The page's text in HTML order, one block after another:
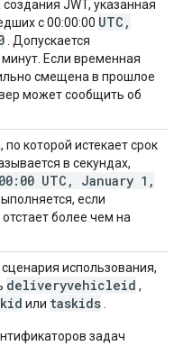
JWT, указанная
с 00:00:00 UTC,
. Допускается
Если временная
смещена в прошлое
может сообщить об
которой истекает срок
в секундах,
UTC, January 1,
если
более чем на
использования,
deliveryvehicleid ,
или taskids
задач